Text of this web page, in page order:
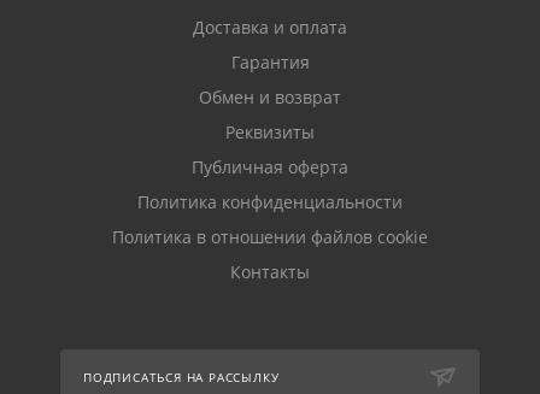
Доставка и оплата
Гарантия
Обмен и возврат
Реквизиты
Публичная оферта
Политика конфиденциальности
Политика в отношении файлов cookie
Контакты
ПОДПИСАТЬСЯ НА РАССЫЛКУ